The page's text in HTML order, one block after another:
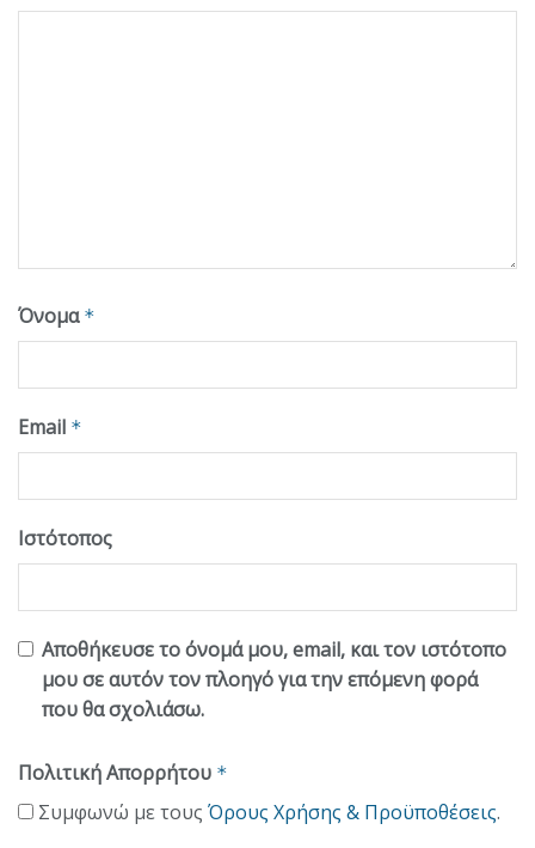
Όνομα *
Email *
Ιστότοπος
Αποθήκευσε το όνομά μου, email, και τον ιστότοπο
μου σε αυτόν τον πλοηγό για την επόμενη φορά
που θα σχολιάσω.
Πολιτική Απορρήτου *
Συμφωνώ με τους Όρους Χρήσης & Προϋποθέσεις.